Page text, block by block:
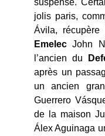
jolis paris,
Ávila, récupère
Emelec John
l’ancien du
après un
un ancien
Guerrero
de la maison
Álex Aguinaga